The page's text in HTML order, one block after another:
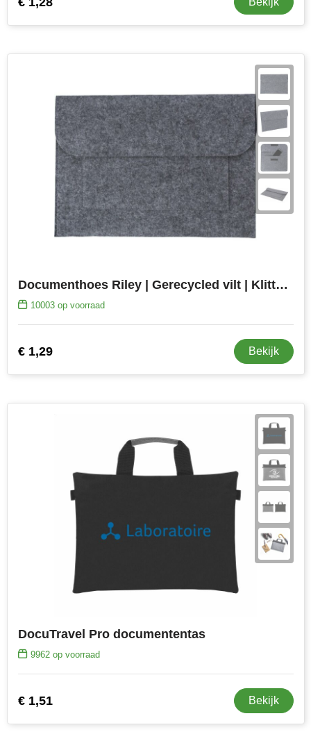
Documenthoes Riley | Gerecycled vilt | Klittenbandsluiting
10003op voorraad
€ 1,29 Bekijk
DocuTravel Pro documententas
9962op voorraad
€ 1,51 Bekijk